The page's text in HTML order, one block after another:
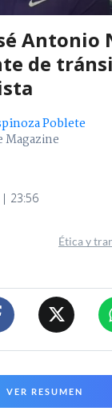
Antonio
de
Poblete
Magazine
| 23:56
Ética y
VER RESUMEN